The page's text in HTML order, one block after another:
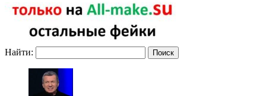
Найти: